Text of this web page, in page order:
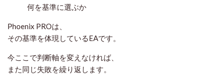
何を基準に選ぶか
Phoenix PROは、
その基準を体現しているEAです。
今ここで判断軸を変えなければ、
また同じ失敗を繰り返します。